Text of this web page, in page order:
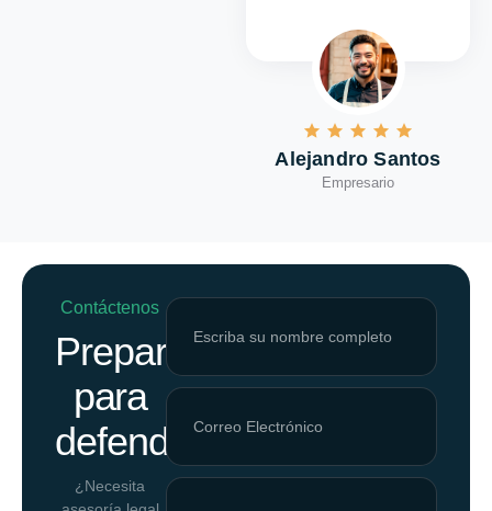
Alejandro Santos
Empresario
Contáctenos
Preparados
para
defenderlo.
¿Necesita